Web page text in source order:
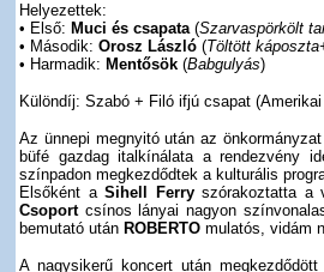
Helyezettek:
• Első: Muci és csapata(Szarvaspörkölt
• Második: Orosz László (Töltött
• Harmadik: Mentősök (Babgulyás)
Különdíj: Szabó + Filó ifjú csapat
Az ünnepi megnyitó után az
büfé gazdag italkínálata a rendezvény
színpadon megkezdődtek a kulturális
Elsőként aSihell Ferryszórakoztatta a
Csoportcsínos lányai nagyon
bemutató után ROBERTO mulatós, vidám
A nagysikerű koncert után